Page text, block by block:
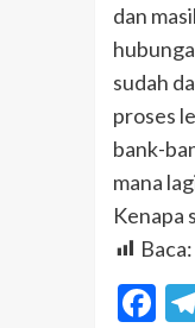
dan
sudah
proses
bank-
mana
Kenapa
Baca: